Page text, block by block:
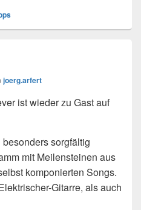
joerg.arfert
ist wieder zu Gast auf
sorgfältig
mit Meilensteinen aus
komponierten Songs.
Gitarre, als auch